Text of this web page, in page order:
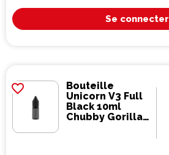
Se connecter
favorite_border
Bouteille
Unicorn V3 Full
Black 10ml
Chubby Gorilla